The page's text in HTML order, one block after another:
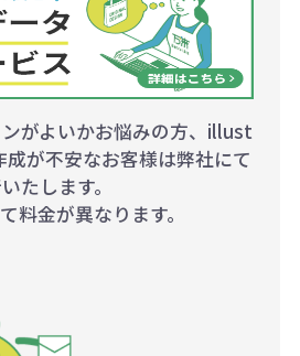
がよいかお悩みの方、illust
が不安なお客様は弊社にて
たします。
料金が異なります。